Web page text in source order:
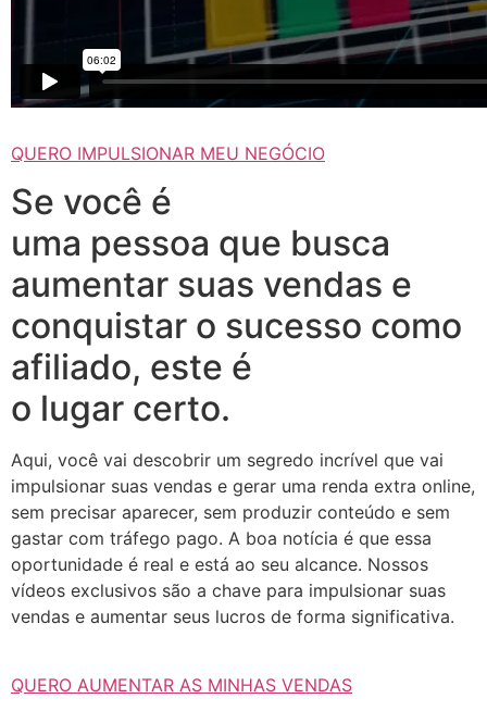
QUERO IMPULSIONAR MEU NEGÓCIO
Se você é
uma pessoa que busca
aumentar suas vendas e
conquistar o sucesso como
afiliado, este é
o lugar certo.
Aqui, você vai descobrir um segredo incrível que vai
impulsionar suas vendas e gerar uma renda extra online,
sem precisar aparecer, sem produzir conteúdo e sem
gastar com tráfego pago. A boa notícia é que essa
oportunidade é real e está ao seu alcance. Nossos
vídeos exclusivos são a chave para impulsionar suas
vendas e aumentar seus lucros de forma significativa.
QUERO AUMENTAR AS MINHAS VENDAS